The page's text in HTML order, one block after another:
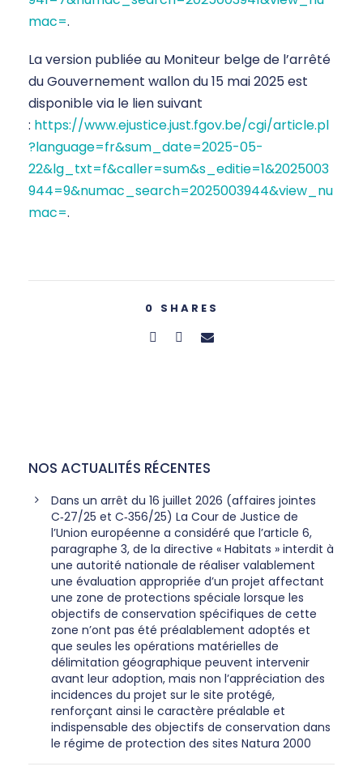
mac=.
La version publiée au Moniteur belge de l’arrêté
du Gouvernement wallon du 15 mai 2025 est
disponible via le lien suivant
: https://www.ejustice.just.fgov.be/cgi/article.pl
?language=fr&sum_date=2025-05-
22&lg_txt=f&caller=sum&s_editie=1&2025003
944=9&numac_search=2025003944&view_nu
mac=.
0 SHARES
NOS ACTUALITÉS RÉCENTES
Dans un arrêt du 16 juillet 2026 (affaires jointes
C‑27/25 et C‑356/25) La Cour de Justice de
l’Union européenne a considéré que l’article 6,
paragraphe 3, de la directive « Habitats » interdit à
une autorité nationale de réaliser valablement
une évaluation appropriée d’un projet affectant
une zone de protections spéciale lorsque les
objectifs de conservation spécifiques de cette
zone n’ont pas été préalablement adoptés et
que seules les opérations matérielles de
délimitation géographique peuvent intervenir
avant leur adoption, mais non l’appréciation des
incidences du projet sur le site protégé,
renforçant ainsi le caractère préalable et
indispensable des objectifs de conservation dans
le régime de protection des sites Natura 2000